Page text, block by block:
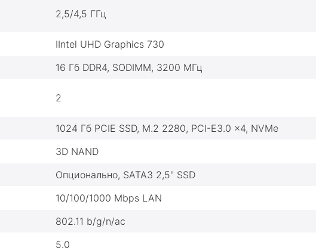
2,5/4,5 ГГц
IIntel UHD Graphics 730
16 Гб DDR4, SODIMM, 3200 МГц
2
1024 Гб PCIE SSD, M.2 2280, PCI-E3.0 x4, NVMe
3D NAND
Опционально, SATA3 2,5" SSD
10/100/1000 Mbps LAN
802.11 b/g/n/ac
5.0